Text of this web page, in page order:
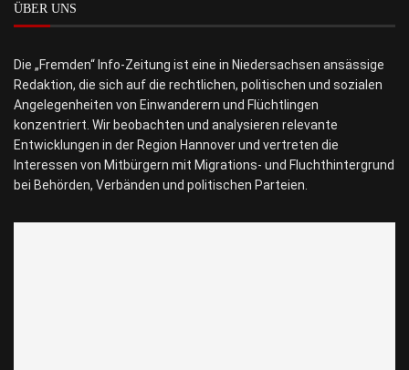
ÜBER UNS
Die „Fremden“ Info-Zeitung ist eine in Niedersachsen ansässige
Redaktion, die sich auf die rechtlichen, politischen und sozialen
Angelegenheiten von Einwanderern und Flüchtlingen
konzentriert. Wir beobachten und analysieren relevante
Entwicklungen in der Region Hannover und vertreten die
Interessen von Mitbürgern mit Migrations- und Fluchthintergrund
bei Behörden, Verbänden und politischen Parteien.